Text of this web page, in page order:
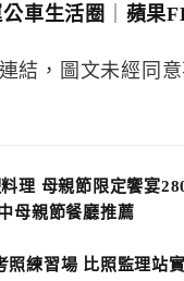
車生活圈
蘋果
結，圖文未經同意
理 母親節限定饗宴
母親節餐廳推薦
照練習場 比照監理站